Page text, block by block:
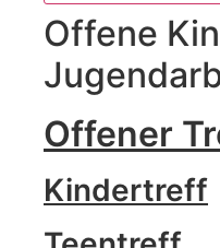
Offene
Offener
Kindertreff